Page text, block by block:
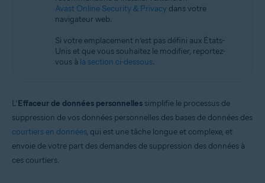
Avast Online Security & Privacy dans votre
navigateur web.
Si votre emplacement n’est pas défini aux États-
Unis et que vous souhaitez le modifier, reportez-
vous à la section ci-dessous.
L’Effaceur de données personnelles simplifie le processus de
suppression de vos données personnelles des bases de données des
courtiers en données, qui est une tâche longue et complexe, et
envoie de votre part des demandes de suppression des données à
ces courtiers.